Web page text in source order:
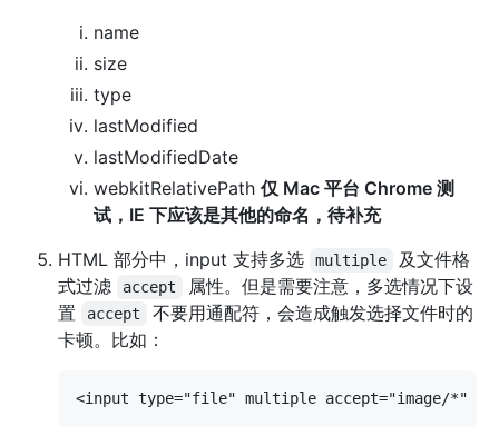
name
size
type
lastModified
lastModifiedDate
webkitRelativePath 仅 Mac 平台 Chrome 测
试，IE 下应该是其他的命名，待补充
HTML 部分中，input 支持多选
multiple
及文件格
式过滤
accept
属性。但是需要注意，多选情况下设
置
accept
不要用通配符，会造成触发选择文件时的
卡顿。比如：